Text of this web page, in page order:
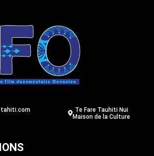
Te Fare Tauhiti Nui
Maison de la Culture